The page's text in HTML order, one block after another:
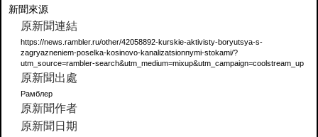
新聞來源
原新聞連結
https://news.rambler.ru/other/42058892-kurskie-aktivisty-boryutsya-s-
zagryazneniem-poselka-kosinovo-kanalizatsionnymi-stokami/?
utm_source=rambler-search&utm_medium=mixup&utm_campaign=coolstream_up
原新聞出處
Рамблер
原新聞作者
原新聞日期